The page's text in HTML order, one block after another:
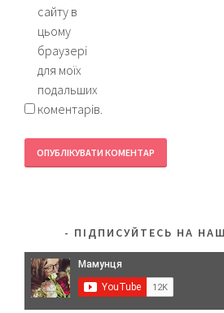
сайту в
цьому
браузері
для моїх
подальших
коментарів.
ПІДПИСУЙТЕСЬ НА НАШ